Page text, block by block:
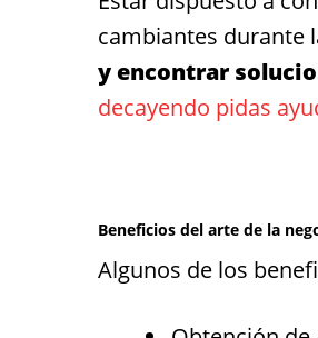
cambiantes durante
y encontrar
decayendo pidas
Beneficios del arte de la
Algunos de los